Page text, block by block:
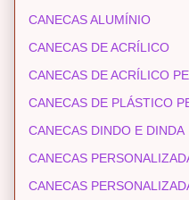
CANECAS ALUMÍNIO
CANECAS DE ACRÍLICO
CANECAS DE ACRÍLICO
CANECAS DE PLÁSTICO
CANECAS DINDO E DINDA
CANECAS
CANECAS